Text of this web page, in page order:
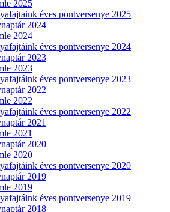
2025
éves pontversenye 2025
2024
2024
éves pontversenye 2024
2023
2023
éves pontversenye 2023
2022
2022
éves pontversenye 2022
2021
2021
2020
2020
éves pontversenye 2020
2019
2019
éves pontversenye 2019
2018